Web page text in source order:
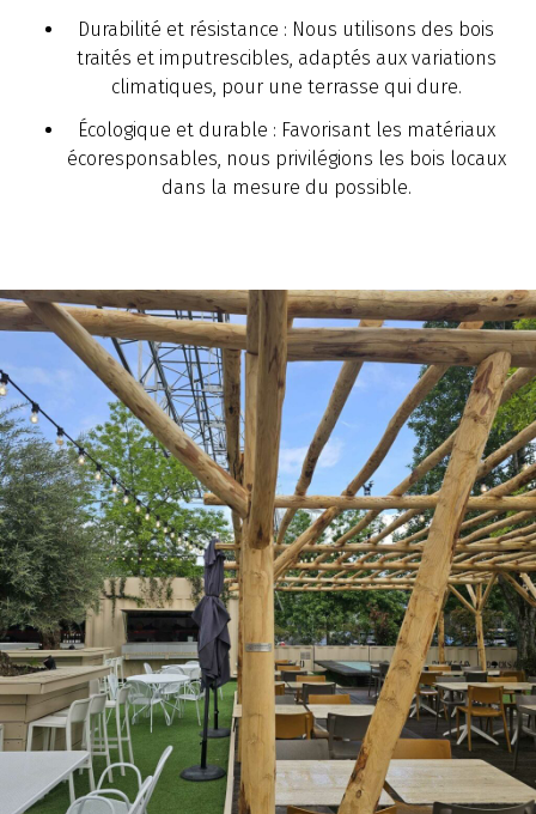
Durabilité et résistance : Nous utilisons des bois
traités et imputrescibles, adaptés aux variations
climatiques, pour une terrasse qui dure.
Écologique et durable : Favorisant les matériaux
écoresponsables, nous privilégions les bois locaux
dans la mesure du possible.